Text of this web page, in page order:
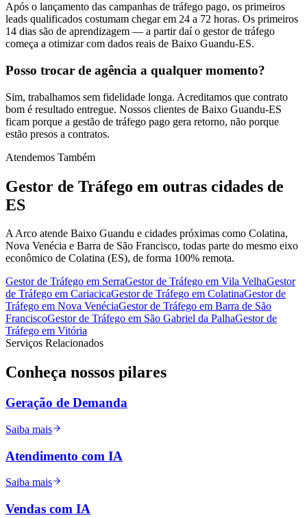
Após o lançamento das campanhas de tráfego pago, os primeiros
leads qualificados costumam chegar em 24 a 72 horas. Os primeiros
14 dias são de aprendizagem — a partir daí o gestor de tráfego
começa a otimizar com dados reais de Baixo Guandu-ES.
Posso trocar de agência a qualquer momento?
Sim, trabalhamos sem fidelidade longa. Acreditamos que contrato
bom é resultado entregue. Nossos clientes de Baixo Guandu-ES
ficam porque a gestão de tráfego pago gera retorno, não porque
estão presos a contratos.
Atendemos Também
Gestor de Tráfego em outras cidades de
ES
A Arco atende Baixo Guandu e cidades próximas como Colatina,
Nova Venécia e Barra de São Francisco, todas parte do mesmo eixo
econômico de Colatina (ES), de forma 100% remota.
Gestor de Tráfego em SerraGestor de Tráfego em Vila VelhaGestor
de Tráfego em CariacicaGestor de Tráfego em ColatinaGestor de
Tráfego em Nova VenéciaGestor de Tráfego em Barra de São
FranciscoGestor de Tráfego em São Gabriel da PalhaGestor de
Tráfego em Vitória
Serviços Relacionados
Conheça nossos pilares
Geração de Demanda
Saiba mais
Atendimento com IA
Saiba mais
Vendas com IA